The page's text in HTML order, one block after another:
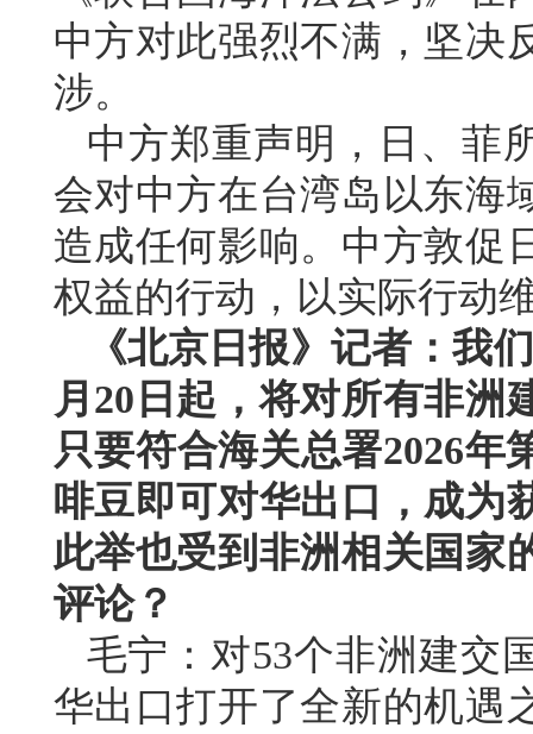
中方对此强烈不满，坚决
涉。
中方郑重声明，日、菲
会对中方在台湾岛以东海
造成任何影响。中方敦促
权益的行动，以实际行动
《北京日报》记者：我
月20日起，将对所有非洲
只要符合海关总署2026年
啡豆即可对华出口，成为
此举也受到非洲相关国家
评论？
毛宁：对53个非洲建交
华出口打开了全新的机遇